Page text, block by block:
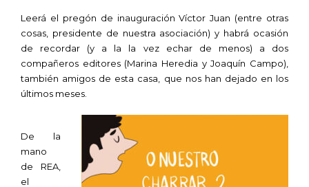
Leerá el pregón de inauguración Víctor Juan (entre otras
cosas, presidente de nuestra asociación) y habrá ocasión
de recordar (y a la la vez echar de menos) a dos
compañeros editores (Marina Heredia y Joaquín Campo),
también amigos de esta casa, que nos han dejado en los
últimos meses.
De la
mano
de REA,
el